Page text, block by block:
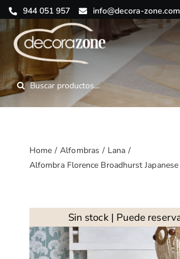
Saltar
al
contenido
944 051 957 info@decora-zone.com
Buscar:
Inicio
Nosotros
Blog
Home Alfombras
Lana
Alfombra Florence Broadhurst Japanese
Sin stock | Puede